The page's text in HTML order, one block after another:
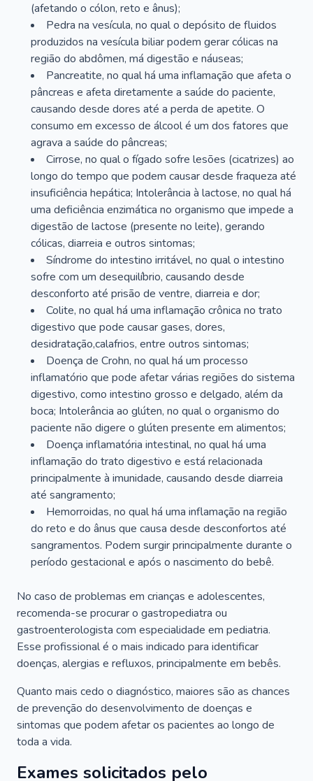
(afetando o cólon, reto e ânus);
Pedra na vesícula, no qual o depósito de fluidos
produzidos na vesícula biliar podem gerar cólicas na
região do abdômen, má digestão e náuseas;
Pancreatite, no qual há uma inflamação que afeta o
pâncreas e afeta diretamente a saúde do paciente,
causando desde dores até a perda de apetite. O
consumo em excesso de álcool é um dos fatores que
agrava a saúde do pâncreas;
Cirrose, no qual o fígado sofre lesões (cicatrizes) ao
longo do tempo que podem causar desde fraqueza até
insuficiência hepática; Intolerância à lactose, no qual há
uma deficiência enzimática no organismo que impede a
digestão de lactose (presente no leite), gerando
cólicas, diarreia e outros sintomas;
Síndrome do intestino irritável, no qual o intestino
sofre com um desequilíbrio, causando desde
desconforto até prisão de ventre, diarreia e dor;
Colite, no qual há uma inflamação crônica no trato
digestivo que pode causar gases, dores,
desidratação,calafrios, entre outros sintomas;
Doença de Crohn, no qual há um processo
inflamatório que pode afetar várias regiões do sistema
digestivo, como intestino grosso e delgado, além da
boca; Intolerância ao glúten, no qual o organismo do
paciente não digere o glúten presente em alimentos;
Doença inflamatória intestinal, no qual há uma
inflamação do trato digestivo e está relacionada
principalmente à imunidade, causando desde diarreia
até sangramento;
Hemorroidas, no qual há uma inflamação na região
do reto e do ânus que causa desde desconfortos até
sangramentos. Podem surgir principalmente durante o
período gestacional e após o nascimento do bebê.
No caso de problemas em crianças e adolescentes,
recomenda-se procurar o gastropediatra ou
gastroenterologista com especialidade em pediatria.
Esse profissional é o mais indicado para identificar
doenças, alergias e refluxos, principalmente em bebês.
Quanto mais cedo o diagnóstico, maiores são as chances
de prevenção do desenvolvimento de doenças e
sintomas que podem afetar os pacientes ao longo de
toda a vida.
Exames solicitados pelo